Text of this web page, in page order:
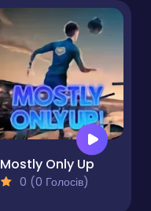
Mostly Only Up
0 (0 Голосів)